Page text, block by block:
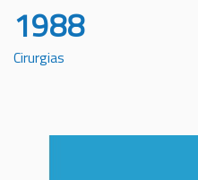
1988
Cirurgias